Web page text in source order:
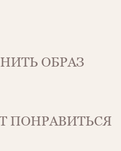
ОБРАЗ
ПОНРАВИТЬСЯ